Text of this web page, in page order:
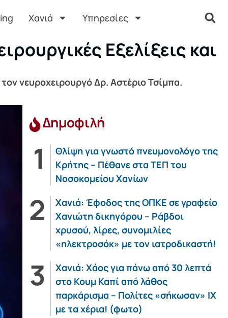
Χανιά Υπηρεσίες
Εξελίξεις και
νευροχειρουργό Δρ. Αστέριο Τσίμπα.
Δημοφιλή
Θλίψη για γνωστό πνευμονολόγο της
Κρήτης – Πέθανε στα ΤΕΠ του
Νοσοκομείου Χανίων
Χανιά: Έφοδος της ΟΠΚΕ σε γραφείο
Χανιώτη δικηγόρου – Ράβδοι
χρυσού, λίρες, συνομιλίες
«ηλεκτροσόκ» με τον ιατροδικαστή!
Χανιά: Χάος για πάνω από 30 λεπτά
στο Κουμ Καπί από λάθος
παρκάρισμα – Πολίτες «σήκωσαν» ΙΧ
με τα χέρια! (φωτο)